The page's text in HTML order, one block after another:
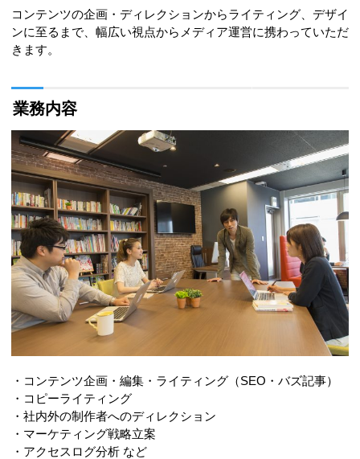
コンテンツの企画・ディレクションからライティング、デザイ
ンに至るまで、幅広い視点からメディア運営に携わっていただ
きます。
業務内容
・コンテンツ企画・編集・ライティング（SEO・バズ記事）
・コピーライティング
・社内外の制作者へのディレクション
・マーケティング戦略立案
・アクセスログ分析 など